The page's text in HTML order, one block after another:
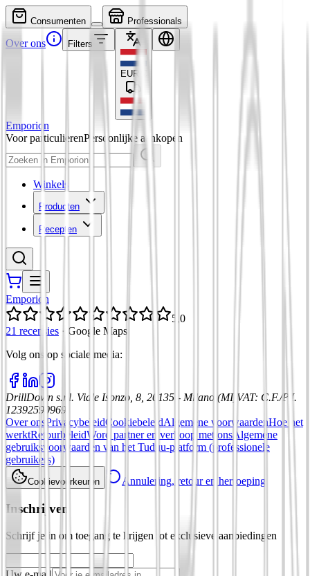
Consumenten Professionals
Over ons Filters
EUR
Emporion
Voor particulierenPersoonlijke aankopen
Winkels
Producten
Recepten
Emporion
5,0
21 recensies · Google Maps
Volg ons op sociale media:
DrillDown s.r.l. Viale Isonzo, 8, 20135 - Milano (MI) VAT: C.F./P.I.
12392590969
Over ons PrivacybeleidCookiebeleidAlgemene voorwaardenHoe het
werktRetourbeleidWord partner en verkoop met ons Algemene
gebruiksvoorwaarden van het Tuduu-platform (professionele
gebruikers)
Cookievoorkeuren Annulering, retour en herroeping
Inschrijven
Schrijf je in om toegang te krijgen tot exclusieve aanbiedingen